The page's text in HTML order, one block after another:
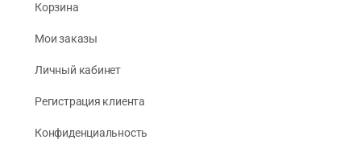
Корзина
Мои заказы
Личный кабинет
Регистрация клиента
Конфиденциальность